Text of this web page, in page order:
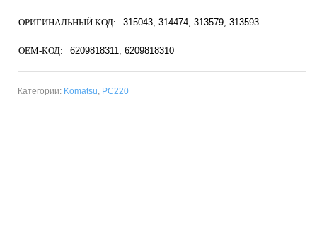
ОРИГИНАЛЬНЫЙ КОД: 315043 314474 313579 313593
OEM-КОД: 6209818311 6209818310
Категории: Komatsu, PC220